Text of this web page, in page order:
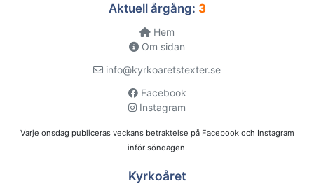
Aktuell årgång: 3
Hem
Om sidan
info@kyrkoaretstexter.se
Facebook
Instagram
Varje onsdag publiceras veckans betraktelse på Facebook och Instagram
inför söndagen.
Kyrkoåret